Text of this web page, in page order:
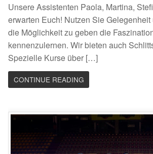
Unsere Assistenten Paola, Martina,
erwarten Euch! Nutzen Sie Gelegenheit
die Möglichkeit zu geben die
kennenzulernen. Wir bieten auch
Spezielle Kurse über […]
CONTINUE READING